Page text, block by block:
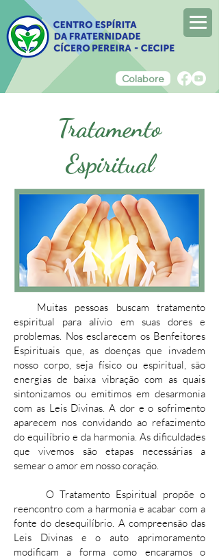
Colabore
Tratamento
Espiritual
Muitas pessoas buscam tratamento
espiritual para alívio em suas dores e
problemas. Nos esclarecem os Benfeitores
Espirituais que, as doenças que invadem
nosso corpo, seja físico ou espiritual, são
energias de baixa vibração com as quais
sintonizamos ou emitimos em desarmonia
com as Leis Divinas. A dor e o sofrimento
aparecem nos convidando ao refazimento
do equilíbrio e da harmonia. As dificuldades
que vivemos são etapas necessárias a
semear o amor em nosso coração.
O Tratamento Espiritual propõe o
reencontro com a harmonia e acabar com a
fonte do desequilíbrio. A compreensão das
Leis Divinas e o auto aprimoramento
modificam a forma como encaramos o